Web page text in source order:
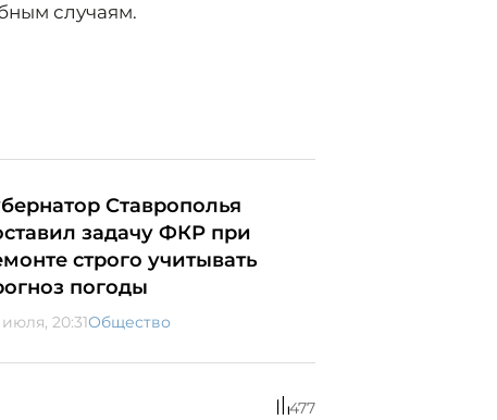
случаям.
Ставрополья
задачу ФКР при
строго учитывать
погоды
20:31Общество
477